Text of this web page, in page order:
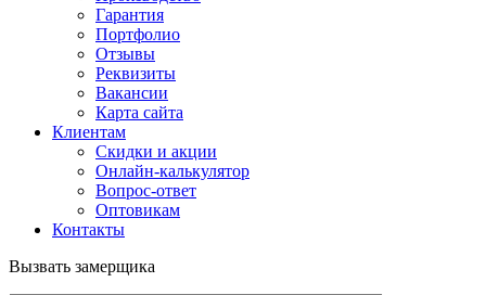
Гарантия
Портфолио
Отзывы
Реквизиты
Вакансии
Карта сайта
Клиентам
Скидки и акции
Онлайн-калькулятор
Вопрос-ответ
Оптовикам
Контакты
Вызвать замерщика